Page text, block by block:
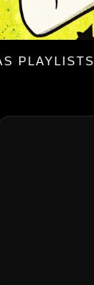
PLAYLISTS